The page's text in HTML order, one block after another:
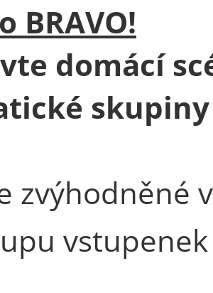
BRAVO!
domácí
zvýhodněné